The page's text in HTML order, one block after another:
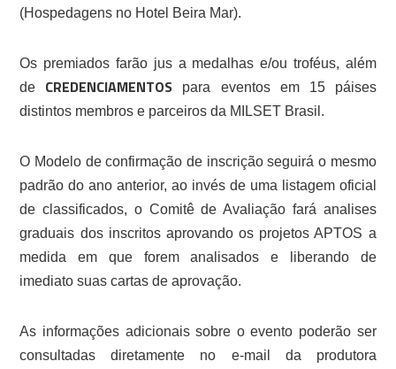
(Hospedagens no Hotel Beira Mar).
Os premiados farão jus a medalhas e/ou troféus, além
de CREDENCIAMENTOS para eventos em 15 páises
distintos membros e parceiros da MILSET Brasil.
O Modelo de confirmação de inscrição seguirá o mesmo
padrão do ano anterior, ao invés de uma listagem oficial
de classificados, o Comitê de Avaliação fará analises
graduais dos inscritos aprovando os projetos APTOS a
medida em que forem analisados e liberando de
imediato suas cartas de aprovação.
As informações adicionais sobre o evento poderão ser
consultadas diretamente no e-mail da produtora